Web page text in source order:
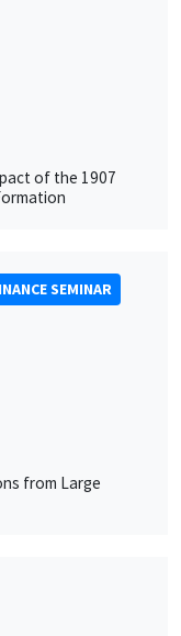
from Large
rates? Empirical